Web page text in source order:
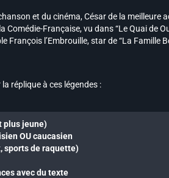
et du cinéma, César de la meilleure
Comédie-Française, vu dans “Le Quai de
François l’Embrouille, star de “La Famille
réplique à ces légendes :
plus jeune)
OU caucasien
sports de raquette)
avec du texte